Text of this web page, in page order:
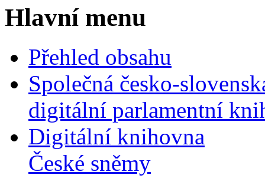
Hlavní menu
Přehled obsahu
Společná česko-
digitální parlamentní
Digitální knihovna
České sněmy